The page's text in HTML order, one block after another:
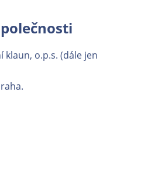
klaun, o.p.s. (dále jen